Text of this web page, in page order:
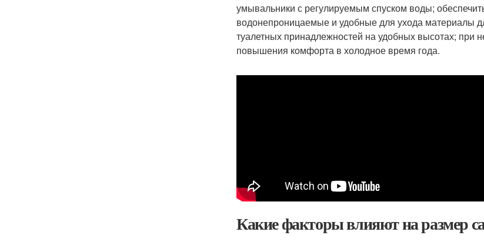
умывальники с регулируемым спуском воды;
водонепроницаемые и удобные для ухода материалы
туалетных принадлежностей на удобных высотах; при
повышения комфорта в холодное время года.
Какие факторы влияют на размер